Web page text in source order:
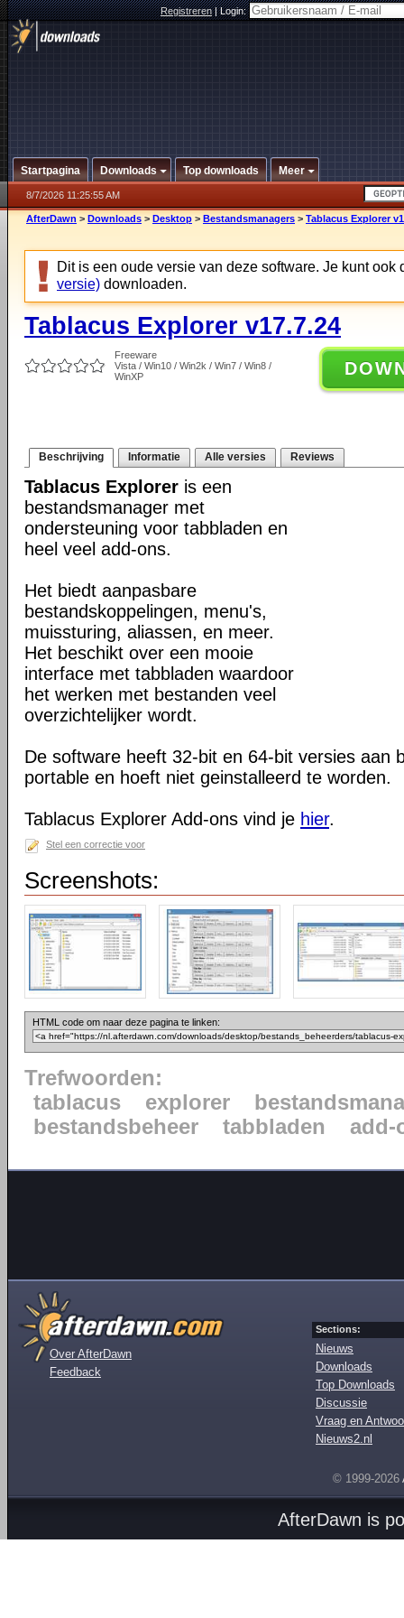
Registreren|Login:
Startpagina Downloads Top downloads Meer
8/7/2026 11:25:55 AM
AfterDawn > Downloads > Desktop > Bestandsmanagers > Tablacus Explorer
Dit is een oude versie van deze software. Je kunt ook
versie) downloaden.
Tablacus Explorer v17.7.24
Freeware
Vista / Win10 / Win2k / Win7 / Win8 /
WinXP
Beschrijving Informatie Alle versies Reviews
Tablacus Explorer is een
bestandsmanager met
ondersteuning voor tabbladen en
heel veel add-ons.
Het biedt aanpasbare
bestandskoppelingen, menu's,
muissturing, aliassen, en meer.
Het beschikt over een mooie
interface met tabbladen waardoor
het werken met bestanden veel
overzichtelijker wordt.
De software heeft 32-bit en 64-bit versies aan
portable en hoeft niet geinstalleerd te worden.
Tablacus Explorer Add-ons vind je hier.
Stel een correctie voor
Screenshots:
HTML code om naar deze pagina te linken:
Trefwoorden:
tablacus
explorer
bestandsbeheer
tabbladen add-
Over AfterDawn
Feedback
Sections:
Nieuws
Downloads
Top Downloads
Discussie
Vraag en
Nieuws2.nl
© 1999-2026
AfterDawn is